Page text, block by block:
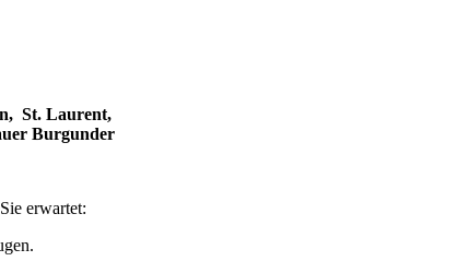
St. Laurent,
Burgunder
erwartet: